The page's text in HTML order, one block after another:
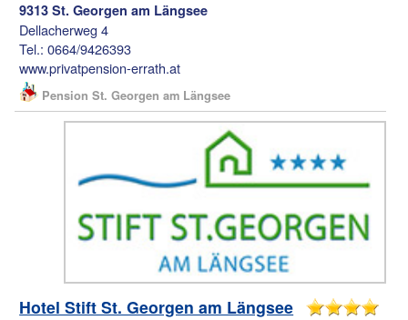
9313 St. Georgen am Längsee
Dellacherweg 4
Tel.: 0664/9426393
www.privatpension-errath.at
Pension St. Georgen am Längsee
Hotel Stift St. Georgen am Längsee